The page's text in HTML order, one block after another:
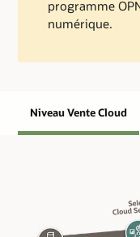
programme
numérique.
Niveau Vente Cloud